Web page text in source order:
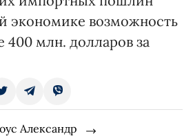
экономике возможность
400 млн. долларов за
Александр